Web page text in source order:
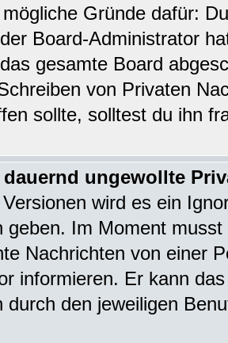
Gründe dafür:
Board-Administrator
gesamte Board
von Privaten
sollte, solltest du ihn
ungewollte
wird es ein
geben. Im Moment
Nachrichten von einer
informieren. Er kann
durch den jeweiligen